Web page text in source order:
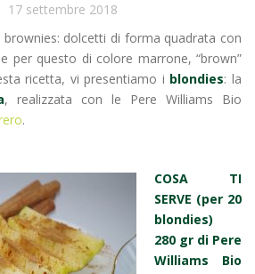
17 settembre 2018
dolcetti di forma quadrata con
per questo di colore marrone, “brown”
ricetta, vi presentiamo i blondies: la
, realizzata con le Pere Williams Bio
.
COSA TI
SERVE (per 20
blondies)
280 gr di Pere
Williams Bio